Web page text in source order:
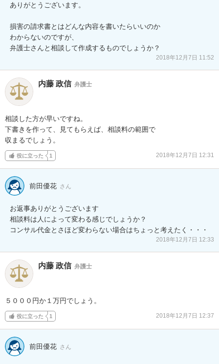
ありがとうございます。
損害の請求書とはどんな内容を書いたらいいのか
わからないのですが、
弁護士さんと相談して作成するものでしょうか？
2018年12月7日 11:52
内藤 政信 弁護士
相談した方が早いですね。
下書きを作って、見てもらえば、相談料の範囲で
収まるでしょう。
役に立った 1 2018年12月7日 12:31
前田優花 さん
お返事ありがとうございます
相談料は人によって変わる感じでしょうか？
コンサル代金とさほど変わらない場合はちょっと考えたく・・・
2018年12月7日 12:33
内藤 政信 弁護士
５０００円か１万円でしょう。
役に立った 1 2018年12月7日 12:37
前田優花 さん